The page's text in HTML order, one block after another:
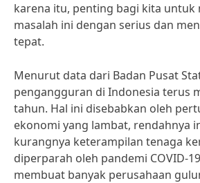
karena itu, penting bagi kita untuk
masalah ini dengan serius dan
tepat.
Menurut data dari Badan Pusat
pengangguran di Indonesia terus
tahun. Hal ini disebabkan oleh
ekonomi yang lambat, rendahnya
kurangnya keterampilan tenaga
diperparah oleh pandemi COVID-
membuat banyak perusahaan